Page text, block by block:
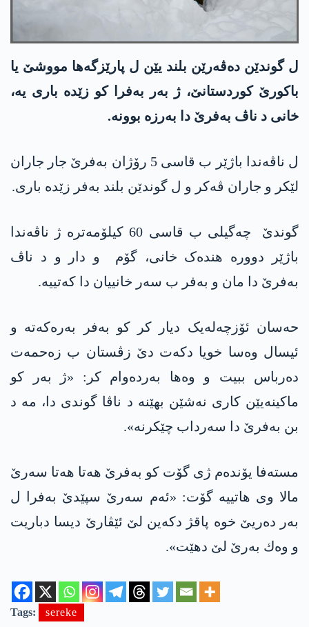
ل گوندێن دەڤەرێن بلند یێن ل پارێزگه‌ها مووشێ یا
باكورێ كوردستانێ، ژ بەر به‌فرا کو زێدە باری یه‌،
خانی د ناڤ به‌فرێ دا به‌رزه‌ بوونه‌.
ل ناڤه‌ندا باژێر ب قاسی 5 رۆژان به‌فرێ جار جاران
لێکر و جاران ڤەکر و ل گوندێن بلند به‌فر زێدە باری.
گوندێ چه‌گیلی ب قاسی 60 کیلۆمەترە ژ ناڤەندا
باژێر دوورە هندەک خانی، گۆم و دار و د ناڤ
به‌فرێ دا مان و به‌فر ب سەر خانییان دا كه‌تییه‌.
حه‌سان ئۆزچەله‌یک دیار کر کو به‌فر بەرەکەتە و
ئیسال وه‌سا خویا دکەت دێ زڤستان ب زەحمەت
دەرباس ببیت و وه‌ها به‌رده‌وام كر: «ژ بەر کو
ماکینەیێن کاری نه‌شێن بهێنه‌ د ناڤا گوندی دا، مه‌ د
بن به‌فرێ دا سەرداب چێکرنه‌».
مسته‌فا یۆندەم ژی گۆت کو به‌فرێ هه‌تا هەتا سه‌رێ
مالا وی هاتییه‌ گۆت: «ئەم سەرێ سپێدێ به‌فرا ل
بەر دەریێ خوە پاقژ دکه‌ین لێ ئێڤارێ دیسا دباریت
و وه‌ك به‌رێ لێ دهێت».
Tags: sereke